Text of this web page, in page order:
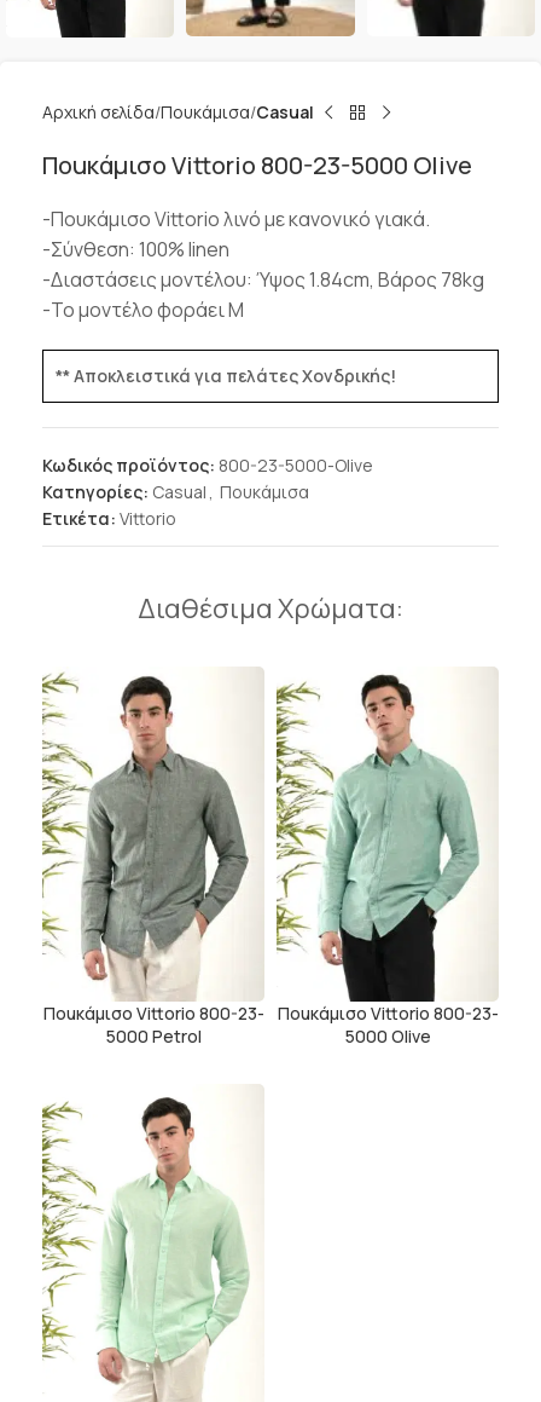
Αρχική σελίδα Πουκάμισα Casual
Ποuκάμισο Vittorio 800-23-5000 Olive
-Πουκάμισο Vittorio λινό με κανονικό γιακά.
-Σύνθεση: 100% linen
-Διαστάσεις μοντέλου: Ύψος 1.84cm, Βάρος 78kg
-Το μοντέλο φοράει M
** Αποκλειστικά για πελάτες Χονδρικής!
Κωδικός προϊόντος: 800-23-5000-Olive
Κατηγορίες: Casual , Πουκάμισα
Ετικέτα: Vittorio
Διαθέσιμα Χρώματα:
Ποuκάμισο Vittorio 800-23-
5000 Petrol
Ποuκάμισο Vittorio 800-23-
5000 Olive